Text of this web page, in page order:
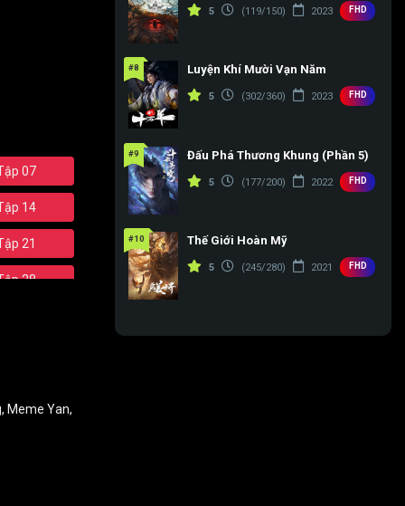
07
14
21
28
, Meme Yan,
5 (119/150) 2023 FHD
#8 Luyện Khí Mười Vạn Năm
5 (302/360) 2023 FHD
#9 Đấu Phá Thương Khung (Phần 5)
5 (177/200) 2022 FHD
#10 Thế Giới Hoàn Mỹ
5 (245/280) 2021 FHD